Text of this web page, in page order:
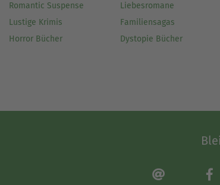
Romantic Suspense
Lustige Krimis
Horror Bücher
Liebesromane
Familiensagas
Dystopie Bücher